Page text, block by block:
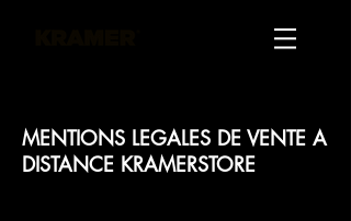
MENTIONS LEGALES DE VENTE A
DISTANCE KRAMERSTORE